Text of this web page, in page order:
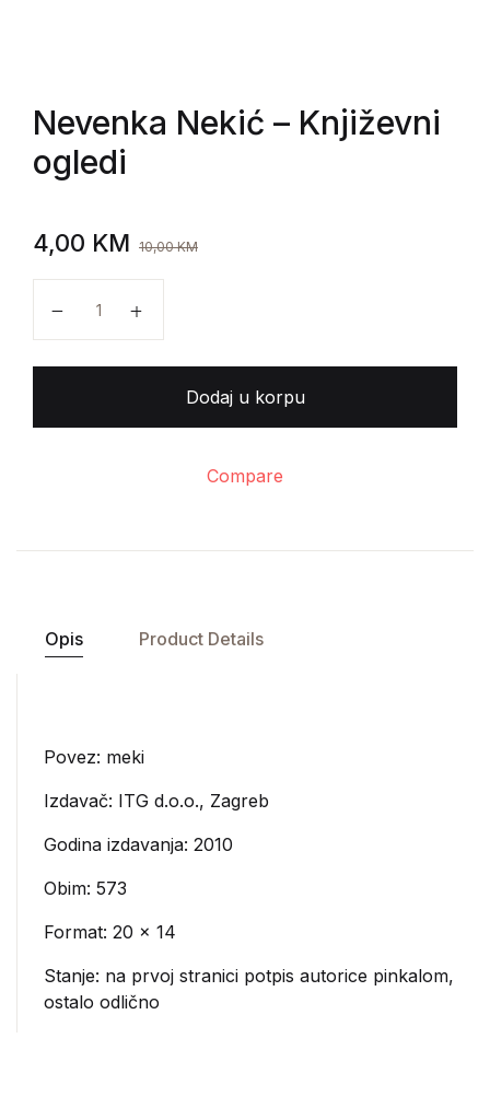
Nevenka Nekić – Književni
ogledi
4,00 KM 10,00KM
Dodaj u korpu
Compare
Opis Product Details
Povez: meki
Izdavač: ITG d.o.o., Zagreb
Godina izdavanja: 2010
Obim: 573
Format: 20 x 14
Stanje: na prvoj stranici potpis autorice pinkalom,
ostalo odlično